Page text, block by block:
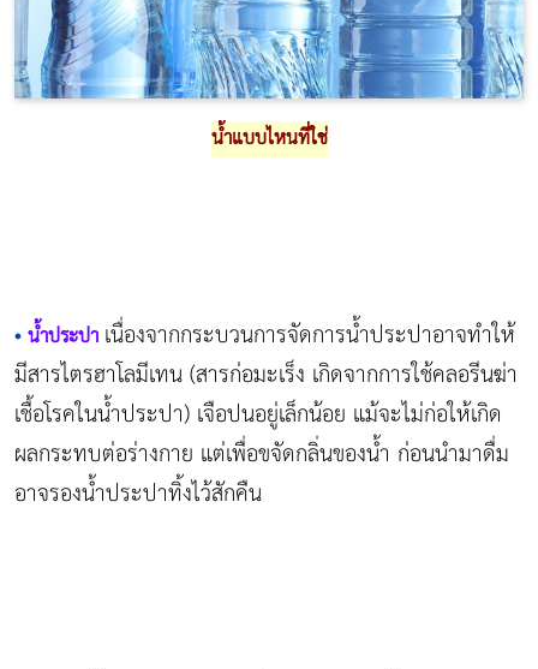
น้ำแบบไหนที่ใช่
• น้ำประปา เนื่องจากกระบวนการจัดการน้ำประปาอาจทำให้
มีสารไตรฮาโลมีเทน (สารก่อมะเร็ง เกิดจากการใช้คลอรีนฆ่า
เชื้อโรคในน้ำประปา) เจือปนอยู่เล็กน้อย แม้จะไม่ก่อให้เกิด
ผลกระทบต่อร่างกาย แต่เพื่อขจัดกลิ่นของน้ำ ก่อนนำมาดื่ม
อาจรองน้ำประปาทิ้งไว้สักคืน